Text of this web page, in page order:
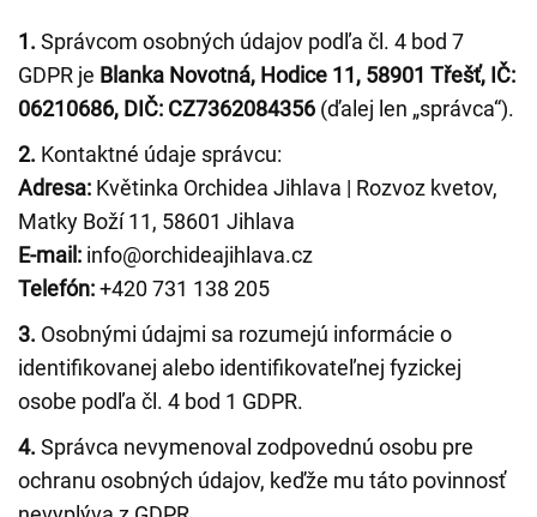
1. Správcom osobných údajov podľa čl. 4 bod 7
GDPR je Blanka Novotná, Hodice 11, 58901 Třešť, IČ:
06210686, DIČ: CZ7362084356 (ďalej len „správca“).
2. Kontaktné údaje správcu:
Adresa: Květinka Orchidea Jihlava | Rozvoz kvetov,
Matky Boží 11, 58601 Jihlava
E-mail: info@orchideajihlava.cz
Telefón:+420 731 138 205
3. Osobnými údajmi sa rozumejú informácie o
identifikovanej alebo identifikovateľnej fyzickej
osobe podľa čl. 4 bod 1 GDPR.
4. Správca nevymenoval zodpovednú osobu pre
ochranu osobných údajov, keďže mu táto povinnosť